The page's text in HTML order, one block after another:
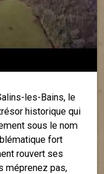
les-Bains, le
historique qui
sous le nom
fort
rouvert ses
méprenez pas,